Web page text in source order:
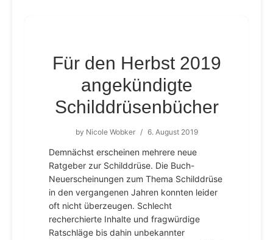
Für den Herbst 2019
angekündigte
Schilddrüsenbücher
by Nicole Wobker / 6. August 2019
Demnächst erscheinen mehrere neue
Ratgeber zur Schilddrüse. Die Buch-
Neuerscheinungen zum Thema Schilddrüse
in den vergangenen Jahren konnten leider
oft nicht überzeugen. Schlecht
recherchierte Inhalte und fragwürdige
Ratschläge bis dahin unbekannter